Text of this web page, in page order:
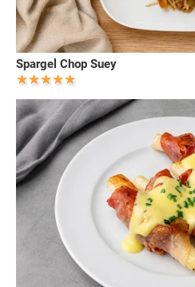
Spargel Chop Suey